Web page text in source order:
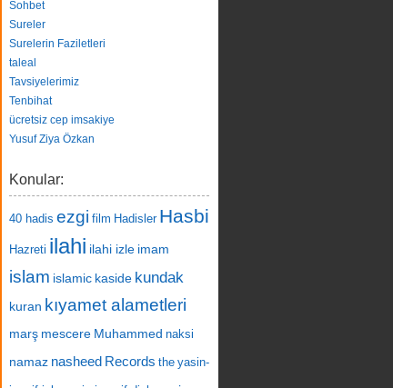
Sohbet
Sureler
Surelerin Faziletleri
taleal
Tavsiyelerimiz
Tenbihat
ücretsiz cep imsakiye
Yusuf Ziya Özkan
Konular:
40 hadis ezgi film Hadisler Hasbi
Hazreti ilahi ilahi izle imam
islam islamic kaside kundak
kuran kıyamet alametleri
marş mescere Muhammed naksi
namaz nasheed Records the yasin-